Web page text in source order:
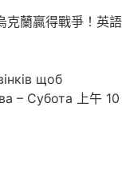
克蘭贏得戰爭！英語
щоб
– Субота 上午 10